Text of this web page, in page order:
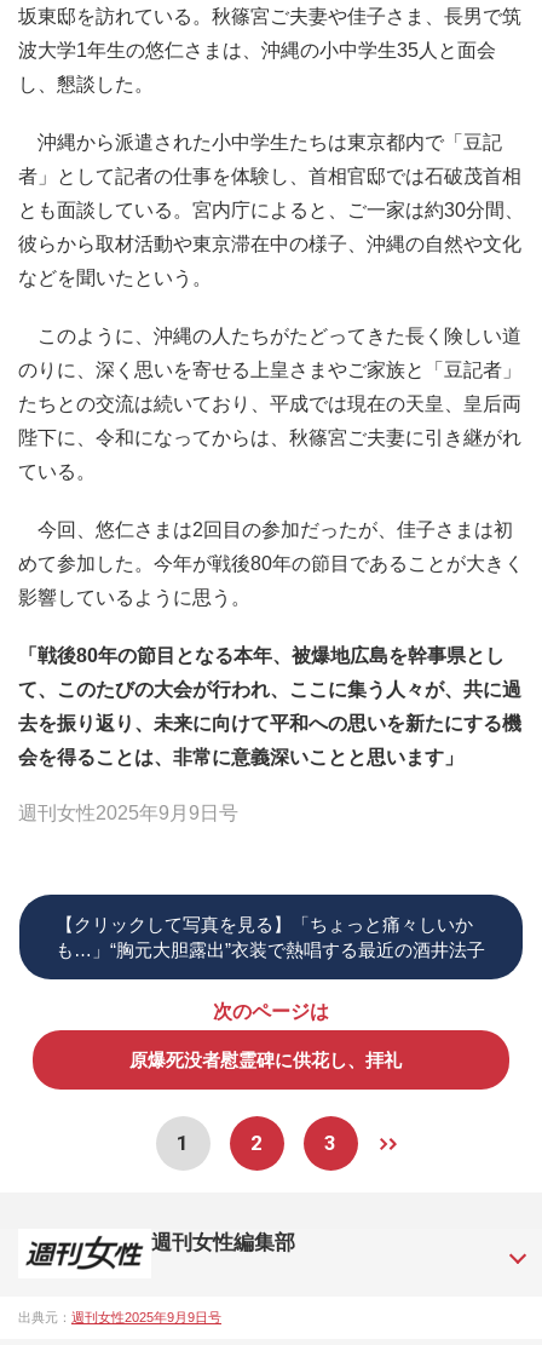
坂東邸を訪れている。秋篠宮ご夫妻や佳子さま、長男で筑
波大学1年生の悠仁さまは、沖縄の小中学生35人と面会
し、懇談した。
沖縄から派遣された小中学生たちは東京都内で「豆記
者」として記者の仕事を体験し、首相官邸では石破茂首相
とも面談している。宮内庁によると、ご一家は約30分間、
彼らから取材活動や東京滞在中の様子、沖縄の自然や文化
などを聞いたという。
このように、沖縄の人たちがたどってきた長く険しい道
のりに、深く思いを寄せる上皇さまやご家族と「豆記者」
たちとの交流は続いており、平成では現在の天皇、皇后両
陛下に、令和になってからは、秋篠宮ご夫妻に引き継がれ
ている。
今回、悠仁さまは2回目の参加だったが、佳子さまは初
めて参加した。今年が戦後80年の節目であることが大きく
影響しているように思う。
「戦後80年の節目となる本年、被爆地広島を幹事県とし
て、このたびの大会が行われ、ここに集う人々が、共に過
去を振り返り、未来に向けて平和への思いを新たにする機
会を得ることは、非常に意義深いことと思います」
週刊女性2025年9月9日号
【クリックして写真を見る】「ちょっと痛々しいか
も…」“胸元大胆露出”衣装で熱唱する最近の酒井法子
次のページは
原爆死没者慰霊碑に供花し、拝礼
1 2 3
週刊女性編集部
シップや事件、皇室の話題、感動ドキュメント、美容・健
出典元： 週刊女性2025年9月9日号